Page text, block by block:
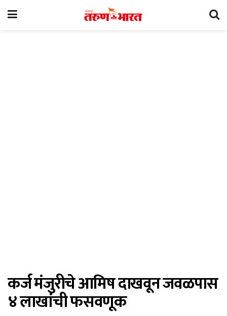
कर्ज मंजुरीचे आमिष दाखवून जवळपास
४ लाखांची फसवणूक